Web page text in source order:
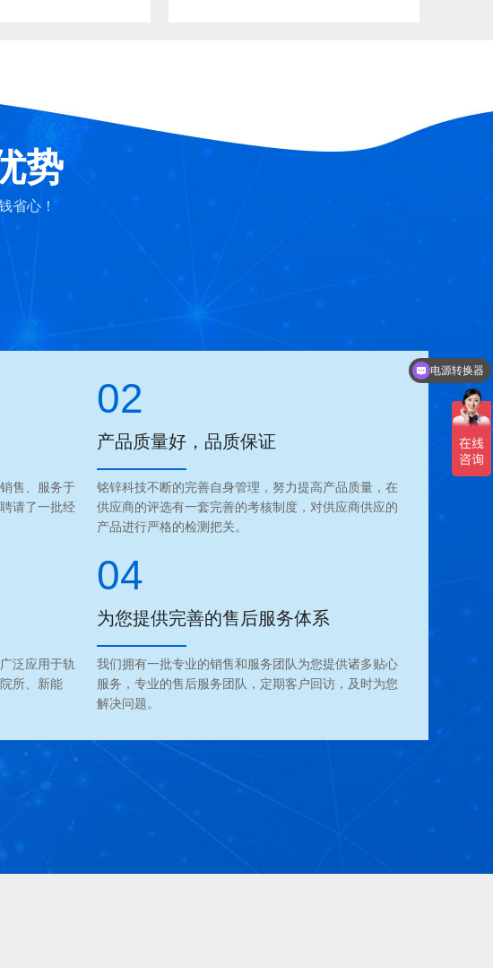
势
省心！
售、服务于
请了一批经
02
产品质量好，品质保证
铭锌科技不断的完善自身管理，努力提高产品质量，在
供应商的评选有一套完善的考核制度，对供应商供应的
产品进行严格的检测把关。
泛应用于轨
所、新能
04
为您提供完善的售后服务体系
我们拥有一批专业的销售和服务团队为您提供诸多贴心
服务，专业的售后服务团队，定期客户回访，及时为您
解决问题。
DCDC模块电源